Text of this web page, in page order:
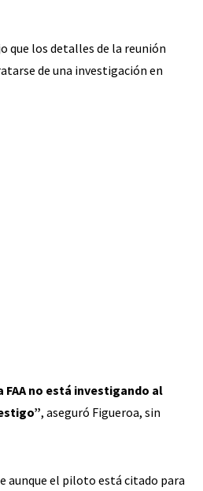
que los detalles de la reunión
de una investigación en
FAA no está investigando al
, aseguró Figueroa, sin
aunque el piloto está citado para